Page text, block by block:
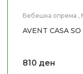
Бебешка опрема ,
AVENT CASA
810 ден